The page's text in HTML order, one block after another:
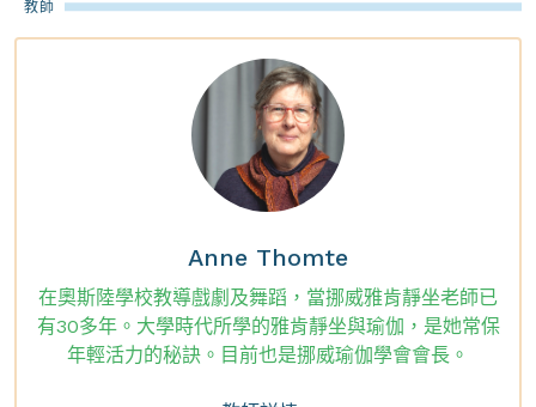
教師
Anne Thomte
在奧斯陸學校教導戲劇及舞蹈，當挪威雅肯靜坐老師已
有30多年。大學時代所學的雅肯靜坐與瑜伽，是她常保
年輕活力的秘訣。目前也是挪威瑜伽學會會長。